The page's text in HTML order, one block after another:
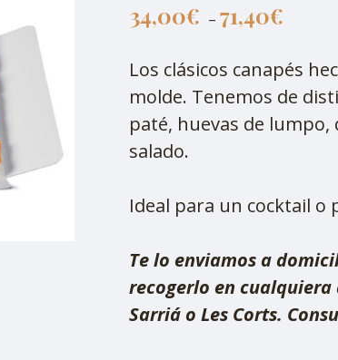
34,00€ – 71,40€
Los clásicos canapés
molde. Tenemos de
paté, huevas de
salado.
Ideal para un cocktail o
Te lo enviamos a
recogerlo en
Sarriá o Les Corts.